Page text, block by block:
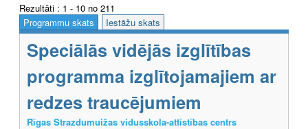
Rezultāti : 1 - 10 no 211
Programmu skats
Iestāžu skats
Speciālās vidējās izglītības
programma izglītojamajiem ar
redzes traucējumiem
Rīgas Strazdumuižas vidusskola-attīstības centrs